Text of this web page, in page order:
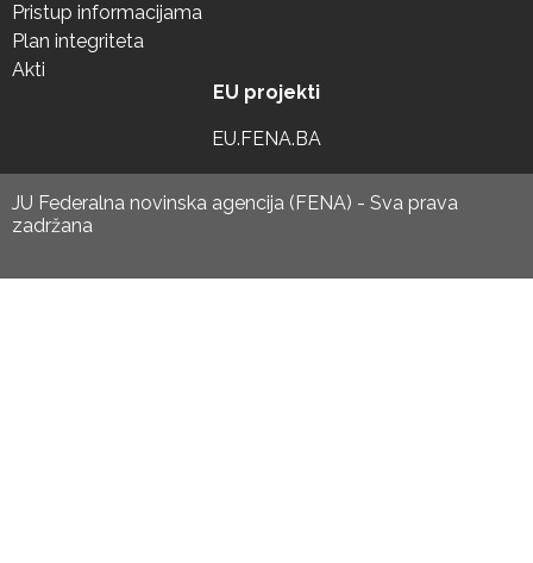
Pristup informacijama
Plan integriteta
Akti
EU projekti
EU.FENA.BA
JU Federalna novinska agencija (FENA) - Sva prava
zadržana